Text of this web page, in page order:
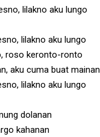
lilakno aku lungo
lilakno aku lungo
roso keronto-ronto
aku cuma buat mainan
lilakno aku lungo
dolanan
kahanan